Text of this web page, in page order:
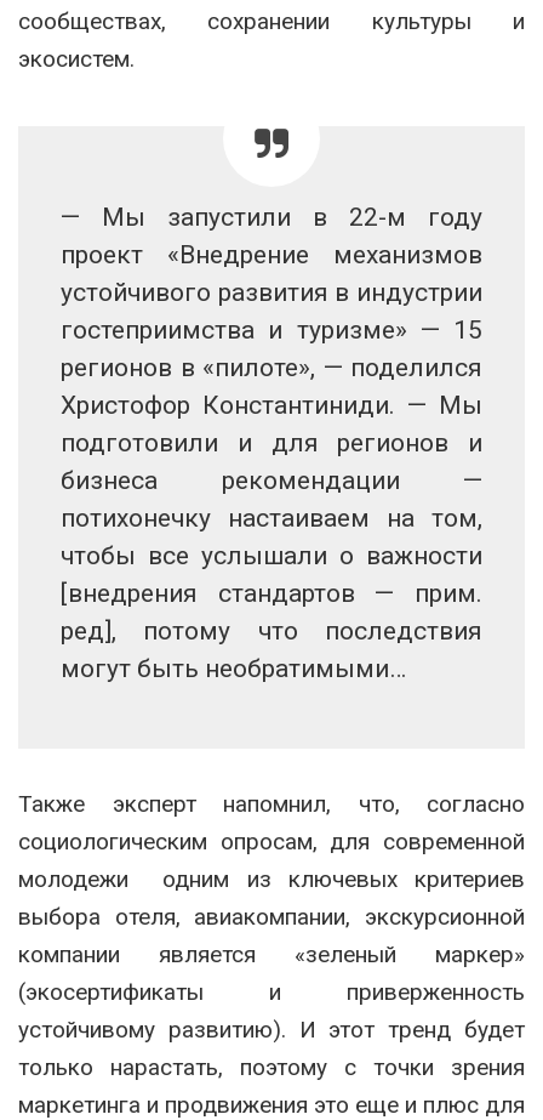
сообществах, сохранении культуры и
экосистем.
— Мы запустили в 22-м году
проект «Внедрение механизмов
устойчивого развития в индустрии
гостеприимства и туризме» — 15
регионов в «пилоте», — поделился
Христофор Константиниди. — Мы
подготовили и для регионов и
бизнеса рекомендации —
потихонечку настаиваем на том,
чтобы все услышали о важности
[внедрения стандартов — прим.
ред], потому что последствия
могут быть необратимыми…
Также эксперт напомнил, что, согласно
социологическим опросам, для современной
молодежи одним из ключевых критериев
выбора отеля, авиакомпании, экскурсионной
компании является «зеленый маркер»
(экосертификаты и приверженность
устойчивому развитию). И этот тренд будет
только нарастать, поэтому с точки зрения
маркетинга и продвижения это еще и плюс для